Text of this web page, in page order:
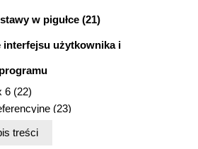
w pigułce (21)
interfejsu użytkownika i
6 (22)
(23)
z przełącznikiem sterownika
treści